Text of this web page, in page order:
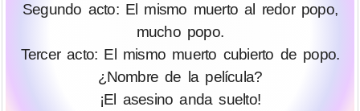
Segundo acto: El mismo muerto al redor popo,
mucho popo.
Tercer acto: El mismo muerto cubierto de popo.
¿Nombre de la película?
¡El asesino anda suelto!